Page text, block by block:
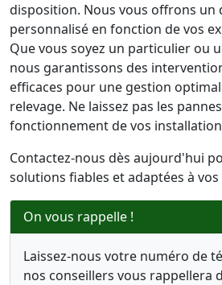
disposition. Nous vous offrons un
personnalisé en fonction de vos
Que vous soyez un particulier ou
nous garantissons des
efficaces pour une gestion
relevage. Ne laissez pas les
fonctionnement de vos
Contactez-nous dès aujourd'hui
solutions fiables et adaptées à vos
On vous rappelle !
Laissez-nous votre numéro de
nos conseillers vous rappellera